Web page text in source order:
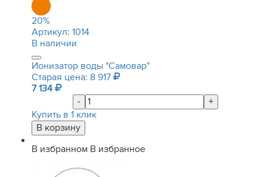
20%
Артикул: 1014
В наличии
Ионизатор воды "Самовар"
Старая цена: 8 917
7 134
-
+
Купить в 1 клик
В избранном В избранное